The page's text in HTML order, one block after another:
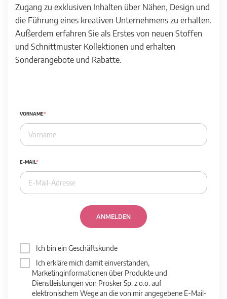
Zugang zu exklusiven Inhalten über Nähen, Design und
die Führung eines kreativen Unternehmens zu erhalten.
Außerdem erfahren Sie als Erstes von neuen Stoffen
und Schnittmuster Kollektionen und erhalten
Sonderangebote und Rabatte.
VORNAME
E-MAIL
ANMELDEN
Ich bin ein Geschäftskunde
Ich erkläre mich damit einverstanden,
Marketinginformationen über Produkte und
Dienstleistungen von Prosker Sp. z o.o. auf
elektronischem Wege an die von mir angegebene E-Mail-